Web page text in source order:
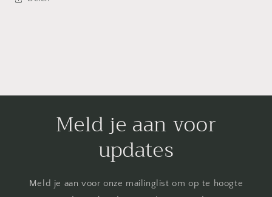
Meld je aan voor
updates
Meld je aan voor onze mailinglist om op te hoogte